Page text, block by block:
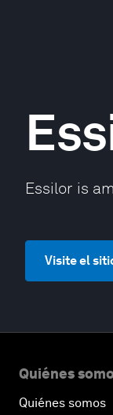
Essilor is
Visite el
Quiénes
Quiénes somos